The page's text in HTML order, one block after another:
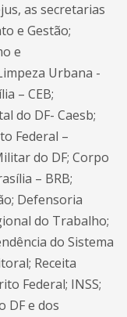
as secretarias
e Gestão;
e
Urbana -
– CEB;
do DF- Caesb;
Federal –
do DF; Corpo
– BRB;
Defensoria
do Trabalho;
do Sistema
Receita
Federal; INSS;
DF e dos